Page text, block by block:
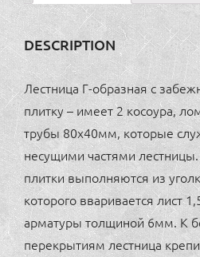
под
плитку,
ломаные
косоуры
quantity
DESCRIPTION
Лестница Г-образная с
плитку – имеет 2 косоура,
трубы 80х40мм, которые
несущими частями
плитки выполняются из
которого вваривается лист
арматуры толщиной 6мм. К
перекрытиям лестница